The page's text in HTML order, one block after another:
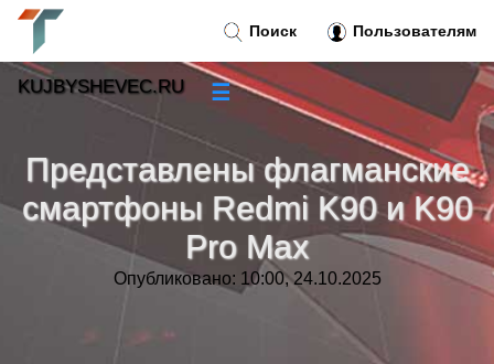
Представлены флагманские
смартфоны Redmi K90 и K90
Pro Max
Опубликовано: 10:00, 24.10.2025
Поиск Пользователям
KUJBYSHEVEC.RU ☰
Новости»
Тренды новостей»
Рубрики»